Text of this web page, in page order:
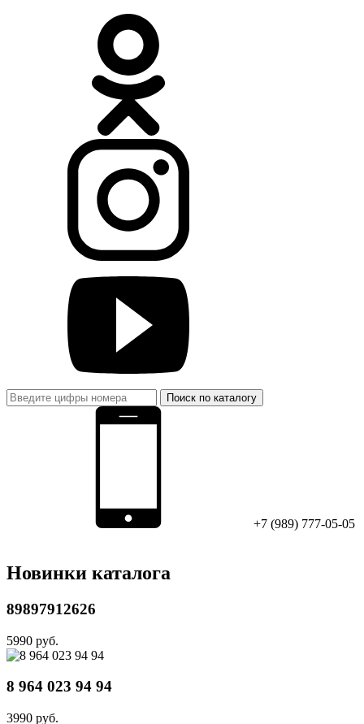
Поиск по каталогу
+7 (989) 777-05-05
Новинки каталога
89897912626
5990 руб.
8 964 023 94 94
3990 руб.